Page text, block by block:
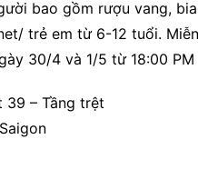
bao gồm rượu vang,
trẻ em từ 6-12 tuổi.
30/4 và 1/5 từ 18:00
39 – Tầng trệt